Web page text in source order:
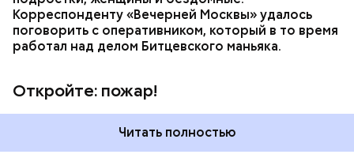
Корреспонденту «Вечерней Москвы» удалось
поговорить с оперативником, который в то время
работал над делом Битцевского маньяка.
Откройте: пожар!
Читать полностью
На тот момент обнаруженные улики не позволяли
раскрыть преступление по горячим следам, но
благодаря активной и кропотливой работе над
преступлениями прошлых лет следователи вышли